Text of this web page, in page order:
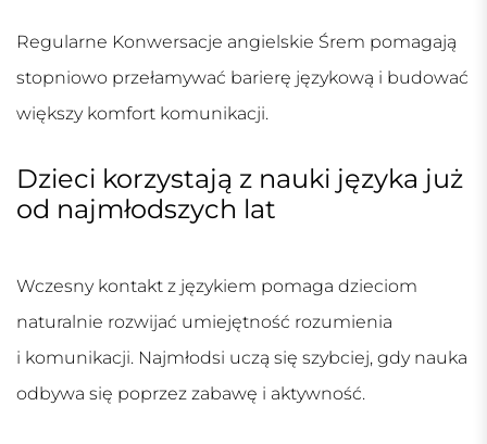
Regularne Konwersacje angielskie Śrem pomagają
stopniowo przełamywać barierę językową i budować
większy komfort komunikacji.
Dzieci korzystają z nauki języka już
od najmłodszych lat
Wczesny kontakt z językiem pomaga dzieciom
naturalnie rozwijać umiejętność rozumienia
i komunikacji. Najmłodsi uczą się szybciej, gdy nauka
odbywa się poprzez zabawę i aktywność.